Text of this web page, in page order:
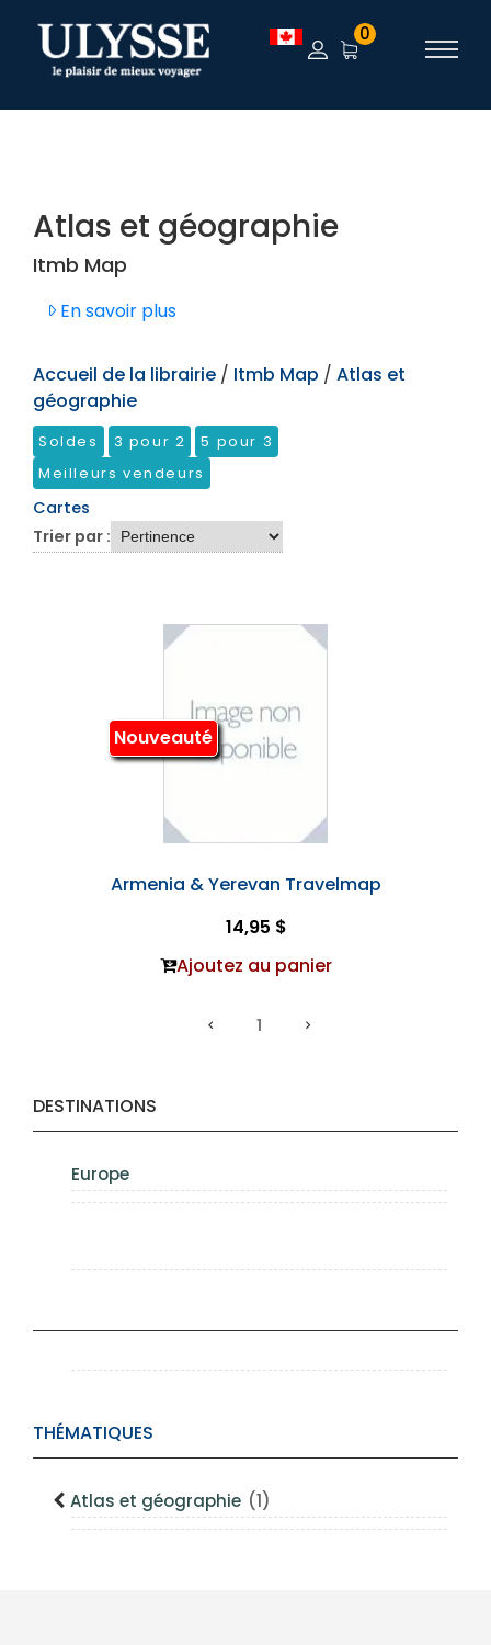
TEST 0
DESTINATIONS
Europe
THÉMATIQUES
Atlas et géographie (1)
Atlas et géographie
Itmb Map
En savoir plus
Accueil de la librairie / Itmb Map / Atlas et
géographie
Soldes 3 pour 2
5 pour 3
Meilleurs vendeurs
Cartes
Trier par :
Nouveauté
Armenia & Yerevan Travelmap
14,95 $
Ajoutez au panier
1